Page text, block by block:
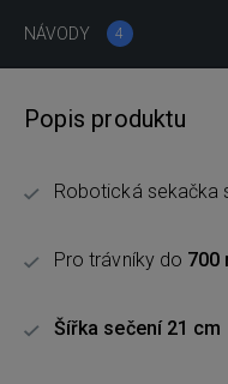
NÁVODY 4
Popis produktu
Robotická sekačka
Pro trávníky do 700
Šířka sečení 21 cm